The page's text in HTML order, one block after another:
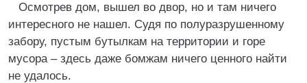
Осмотрев дом, вышел во двор, но и там ничего
интересного не нашел. Судя по полуразрушенному
забору, пустым бутылкам на территории и горе
мусора – здесь даже бомжам ничего ценного найти
не удалось.